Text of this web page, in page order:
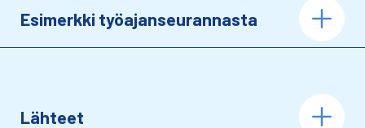
Esimerkki työajanseurannasta
Lähteet